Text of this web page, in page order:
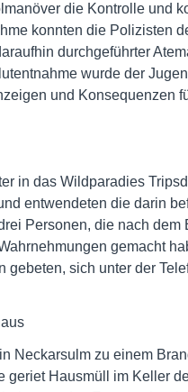
die Kontrolle und
konnten die Polizisten
durchgeführter
wurde der
und Konsequenzen
in das Wildparadies
entwendeten die darin
Personen, die nach dem
gemacht
sich unter der
Neckarsulm zu einem
geriet Hausmüll im Keller